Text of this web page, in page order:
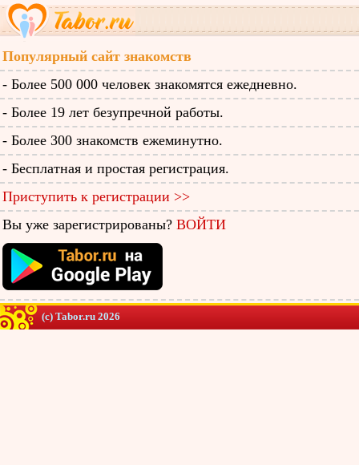
Популярный сайт знакомств
- Более 500 000 человек знакомятся ежедневно.
- Более 19 лет безупречной работы.
- Более 300 знакомств ежеминутно.
- Бесплатная и простая регистрация.
Приступить к регистрации >>
Вы уже зарегистрированы? ВОЙТИ
(c) Tabor.ru 2026